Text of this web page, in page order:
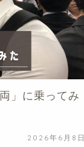
」に乗ってみ
2026年6月8日